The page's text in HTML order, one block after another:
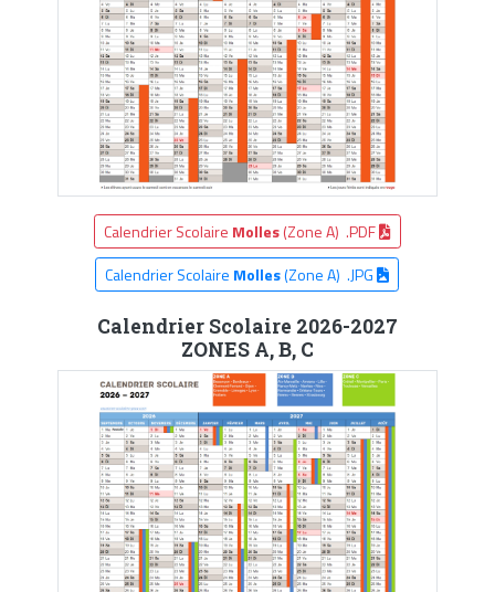
Calendrier Scolaire Molles(Zone A) .PDF
Calendrier Scolaire Molles(Zone A) .JPG
Calendrier Scolaire 2026-2027
ZONES A, B, C